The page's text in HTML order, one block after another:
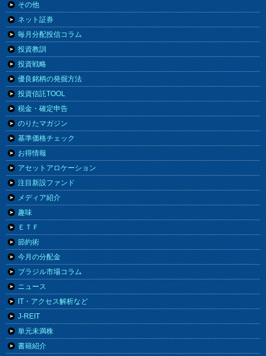
その他
ネット証券
毎月分配投信コラム
投資教訓
投資戦略
優良銘柄の発掘方法
投資信託TOOL
税金・確定申告
のりたマガジン
基準価格チェック
お得情報
アセットアロケーション
注目新設ファンド
メディア紹介
趣味
ＥＴＦ
節約術
今月の分配金
ブラジル市場コラム
ニュース
IT・アクセス解析など
J-REIT
単元未満株
書籍紹介